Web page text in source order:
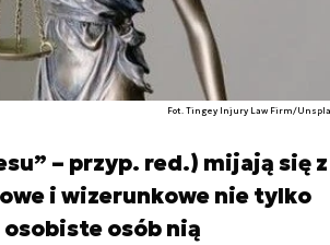
Fot. Tingey Injury Law Firm/
– przyp. red.) mijają się z
i wizerunkowe nie tylko
osób nią